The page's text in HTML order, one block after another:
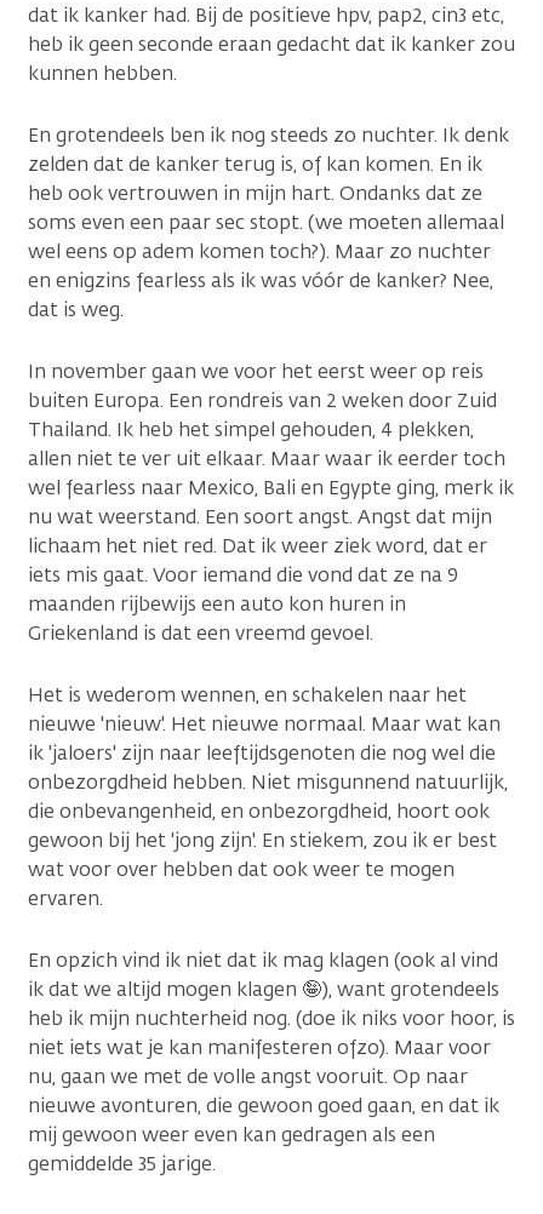
dat ik kanker had. Bij de positieve hpv, pap2, cin3 etc,
heb ik geen seconde eraan gedacht dat ik kanker zou
kunnen hebben.
En grotendeels ben ik nog steeds zo nuchter. Ik denk
zelden dat de kanker terug is, of kan komen. En ik
heb ook vertrouwen in mijn hart. Ondanks dat ze
soms even een paar sec stopt. (we moeten allemaal
wel eens op adem komen toch?). Maar zo nuchter
en enigzins fearless als ik was vóór de kanker? Nee,
dat is weg.
In november gaan we voor het eerst weer op reis
buiten Europa. Een rondreis van 2 weken door Zuid
Thailand. Ik heb het simpel gehouden, 4 plekken,
allen niet te ver uit elkaar. Maar waar ik eerder toch
wel fearless naar Mexico, Bali en Egypte ging, merk ik
nu wat weerstand. Een soort angst. Angst dat mijn
lichaam het niet red. Dat ik weer ziek word, dat er
iets mis gaat. Voor iemand die vond dat ze na 9
maanden rijbewijs een auto kon huren in
Griekenland is dat een vreemd gevoel.
Het is wederom wennen, en schakelen naar het
nieuwe 'nieuw'. Het nieuwe normaal. Maar wat kan
ik 'jaloers' zijn naar leeftijdsgenoten die nog wel die
onbezorgdheid hebben. Niet misgunnend natuurlijk,
die onbevangenheid, en onbezorgdheid, hoort ook
gewoon bij het 'jong zijn'. En stiekem, zou ik er best
wat voor over hebben dat ook weer te mogen
ervaren.
En opzich vind ik niet dat ik mag klagen (ook al vind
ik dat we altijd mogen klagen 🤪), want grotendeels
heb ik mijn nuchterheid nog. (doe ik niks voor hoor, is
niet iets wat je kan manifesteren ofzo). Maar voor
nu, gaan we met de volle angst vooruit. Op naar
nieuwe avonturen, die gewoon goed gaan, en dat ik
mij gewoon weer even kan gedragen als een
gemiddelde 35 jarige.